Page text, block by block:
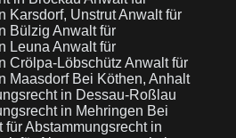
Karsdorf, UnstrutAnwalt für
Bülzig Anwalt für
Leuna Anwalt für
Crölpa-Löbschütz Anwalt für
Maasdorf Bei Köthen, Anhalt
in Dessau-Roßlau
in Mehringen Bei
für Abstammungsrecht in